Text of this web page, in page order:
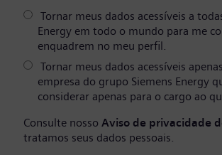
Tornar meus dados acessíveis a
Energy em todo o mundo para me
enquadrem no meu perfil.
Tornar meus dados acessíveis
empresa do grupo Siemens Energy
considerar apenas para o cargo ao
Consulte nosso Aviso de privacidade
tratamos seus dados pessoais.